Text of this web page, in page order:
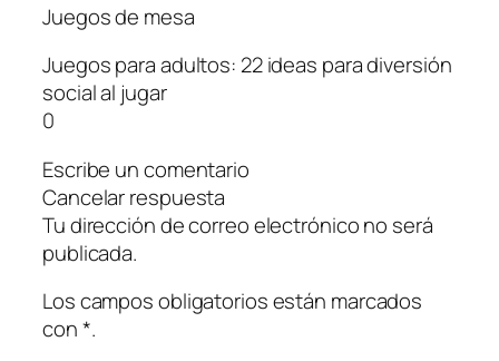
Juegos de mesa
Juegos para adultos: 22 ideas para diversión
social al jugar
0
Escribe un comentario
Cancelar respuesta
Tu dirección de correo electrónico no será
publicada.
Los campos obligatorios están marcados
con *.